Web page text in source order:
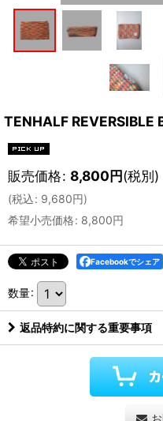
TENHALF REVERSIBLE
販売価格: 8,800円(税別)
(税込: 9,680円)
希望小売価格: 8,800円
Facebookでシェア
数量:
返品特約に関する重要事項